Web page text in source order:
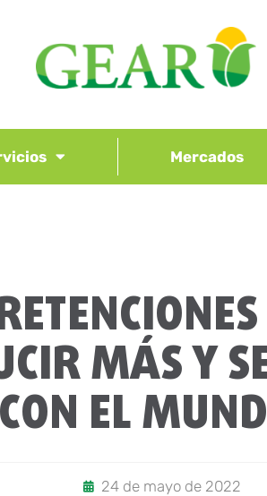
Mercados
MÁS Y
CON EL
24 de mayo de 2022